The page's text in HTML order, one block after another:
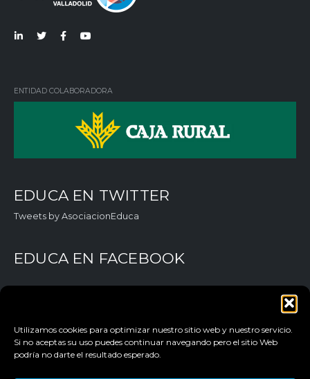
Utilizamos cookies para optimizar nuestro sitio web y nuestro servicio.
Si no aceptas su uso puedes continuar navegando pero el sitio Web
podría no darte el resultado esperado.
ENTIDAD COLABORADORA
EDUCA EN TWITTER
Tweets by AsociacionEduca
EDUCA EN FACEBOOK